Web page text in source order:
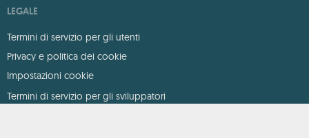
LEGALE
Termini di servizio per gli utenti
Privacy e politica dei cookie
Impostazioni cookie
Termini di servizio per gli sviluppatori